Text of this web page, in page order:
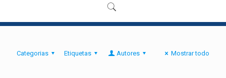
Categorias Etiquetas Autores Mostrar todo